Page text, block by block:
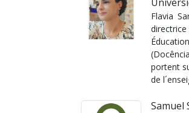
Flavia
portent
de
Samuel